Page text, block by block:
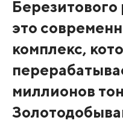
Березитового
это
комплекс,
миллионов